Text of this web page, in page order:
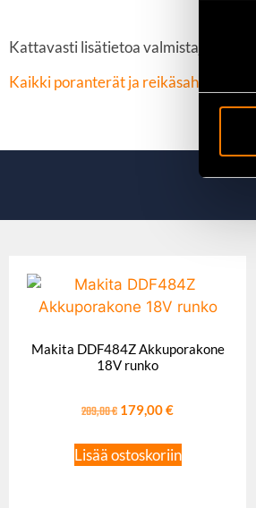
Kattavasti lisätietoa valmistajan
Kaikki poranterät ja reikäsahat löydät
Makita DDF484Z Akkuporakone
18V runko
209,00€ 179,00€
Lisää ostoskoriin